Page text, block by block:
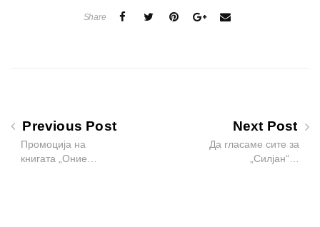
Share
Previous Post
Промоција на
книгата „Оние…
Next Post
Да гласаме сите за
„Силјан“…